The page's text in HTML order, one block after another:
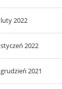
luty 2022
styczeń 2022
grudzień 2021